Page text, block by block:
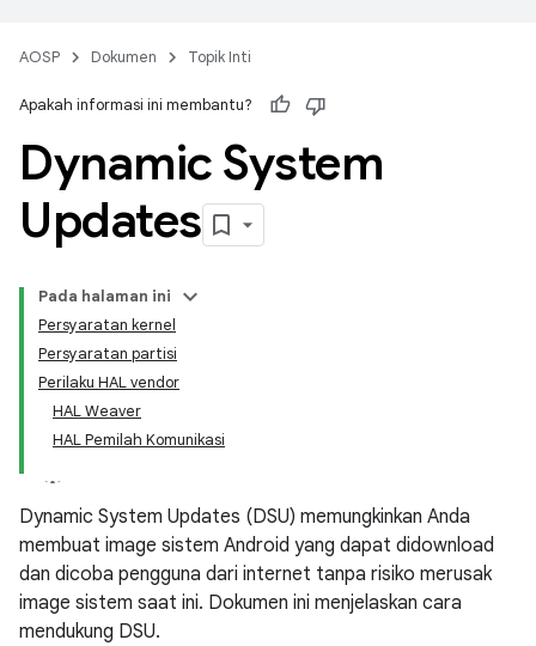
AOSP Dokumen Topik Inti
Apakah informasi ini membantu?
Dynamic System
Updates
Pada halaman ini
Persyaratan kernel
Persyaratan partisi
Perilaku HAL vendor
HAL Weaver
HAL Pemilah Komunikasi
Dynamic System Updates (DSU) memungkinkan Anda
membuat image sistem Android yang dapat didownload
dan dicoba pengguna dari internet tanpa risiko merusak
image sistem saat ini. Dokumen ini menjelaskan cara
mendukung DSU.